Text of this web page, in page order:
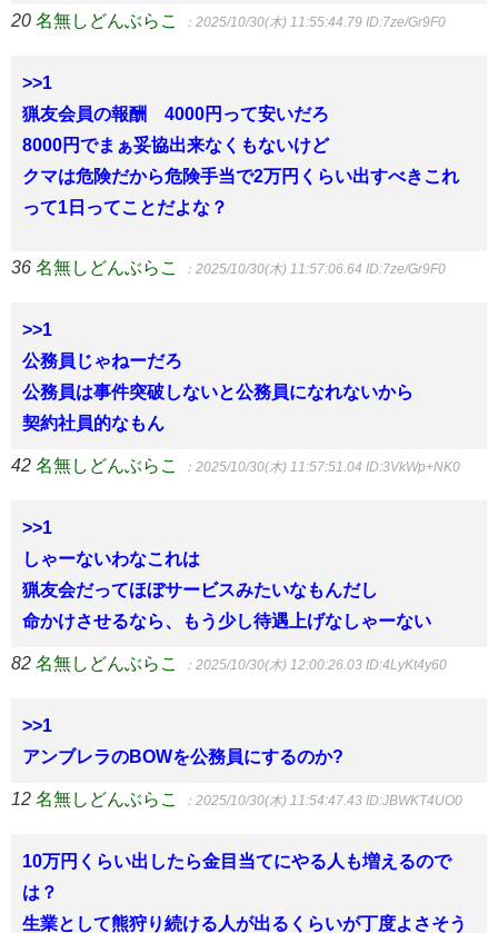
20 名無しどんぶらこ ：2025/10/30(木) 11:55:44.79 ID:7ze/Gr9F0
>>1
猟友会員の報酬 4000円って安いだろ
8000円でまぁ妥協出来なくもないけど
クマは危険だから危険手当で2万円くらい出すべきこれ
って1日ってことだよな？
36 名無しどんぶらこ ：2025/10/30(木) 11:57:06.64 ID:7ze/Gr9F0
>>1
公務員じゃねーだろ
公務員は事件突破しないと公務員になれないから
契約社員的なもん
42 名無しどんぶらこ ：2025/10/30(木) 11:57:51.04 ID:3VkWp+NK0
>>1
しゃーないわなこれは
猟友会だってほぼサービスみたいなもんだし
命かけさせるなら、もう少し待遇上げなしゃーない
82 名無しどんぶらこ ：2025/10/30(木) 12:00:26.03 ID:4LyKt4y60
>>1
アンブレラのBOWを公務員にするのか?
12 名無しどんぶらこ ：2025/10/30(木) 11:54:47.43 ID:JBWKT4UO0
10万円くらい出したら金目当てにやる人も増えるので
は？
生業として熊狩り続ける人が出るくらいが丁度よさそう